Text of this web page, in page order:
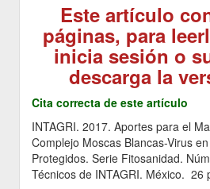
Este artículo
páginas, para
inicia sesión o
descarga la
Cita correcta de este artículo
INTAGRI. 2017. Aportes para el
Complejo Moscas Blancas-Virus
Protegidos. Serie Fitosanidad.
Técnicos de INTAGRI. México. 26